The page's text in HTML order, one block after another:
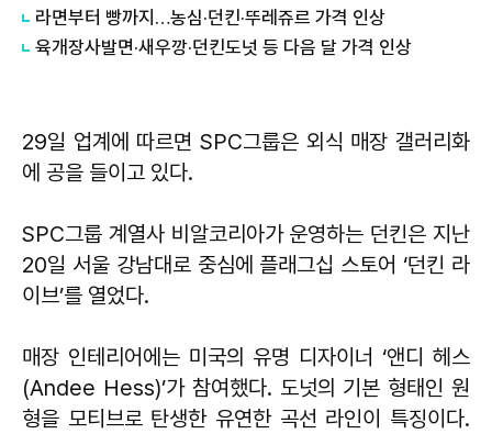
라면부터 빵까지…농심·던킨·뚜레쥬르 가격 인상
육개장사발면·새우깡·던킨도넛 등 다음 달 가격 인상
29일 업계에 따르면 SPC그룹은 외식 매장 갤러리화
에 공을 들이고 있다.
SPC그룹 계열사 비알코리아가 운영하는 던킨은 지난
20일 서울 강남대로 중심에 플래그십 스토어 ‘던킨 라
이브’를 열었다.
매장 인테리어에는 미국의 유명 디자이너 ‘앤디 헤스
(Andee Hess)’가 참여했다. 도넛의 기본 형태인 원
형을 모티브로 탄생한 유연한 곡선 라인이 특징이다.